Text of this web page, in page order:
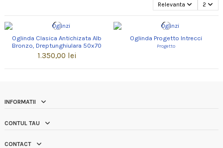
Relevanta 2
Oglinda Clasica Antichizata Alb
Bronzo, Dreptunghiulara 50x70
1.350,00 lei
Oglinda Progetto Intrecci
Progetto
INFORMATII
CONTUL TAU
CONTACT